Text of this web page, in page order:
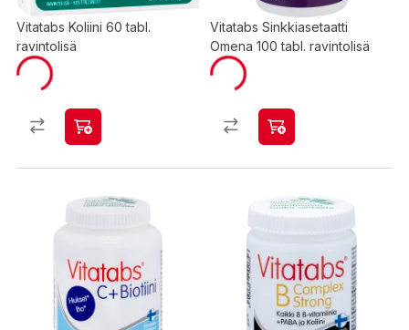
Vitatabs Koliini 60 tabl.
ravintolisä
Vitatabs Sinkkiasetaatti
Omena 100 tabl. ravintolisä